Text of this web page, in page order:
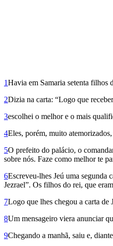
1Havia em Samaria setenta filhos
2Dizia na carta: “Logo que
3escolhei o melhor e o mais
4Eles, porém, muito
5O prefeito do palácio, o
sobre nós. Faze como melhor te
6Escreveu-lhes Jeú uma segunda
Jezrael”. Os filhos do rei, que
7Logo que lhes chegou a carta de
8Um mensageiro viera anunciar
9Chegando a manhã, saiu e,